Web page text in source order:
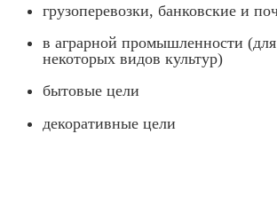
грузоперевозки, банковские и
в аграрной промышленности
некоторых видов культур)
бытовые цели
декоративные цели